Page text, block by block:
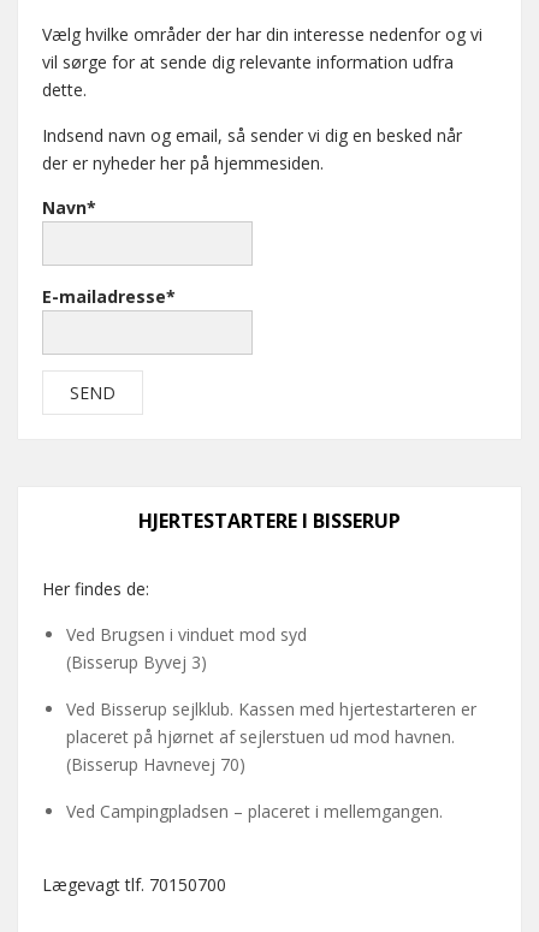
Vælg hvilke områder der har din interesse nedenfor og vi
vil sørge for at sende dig relevante information udfra
dette.
Indsend navn og email, så sender vi dig en besked når
der er nyheder her på hjemmesiden.
Navn*
E-mailadresse*
HJERTESTARTERE I BISSERUP
Her findes de:
Ved Brugsen i vinduet mod syd
(Bisserup Byvej 3)
Ved Bisserup sejlklub. Kassen med hjertestarteren er
placeret på hjørnet af sejlerstuen ud mod havnen.
(Bisserup Havnevej 70)
Ved Campingpladsen – placeret i mellemgangen.
Lægevagt tlf. 70150700